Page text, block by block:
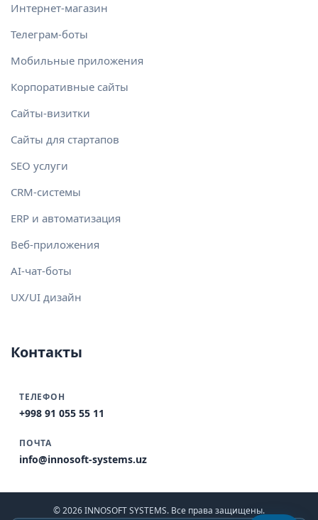
Интернет-магазин
Телеграм-боты
Мобильные приложения
Корпоративные сайты
Сайты-визитки
Сайты для стартапов
SEO услуги
CRM-системы
ERP и автоматизация
Веб-приложения
AI-чат-боты
UX/UI дизайн
Контакты
ТЕЛЕФОН
+998 91 055 55 11
ПОЧТА
info@innosoft-systems.uz
© 2026 INNOSOFT SYSTEMS. Все права защищены.